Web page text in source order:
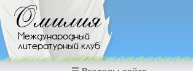
Перейти к основному содержанию
Омилия
Международный
литературный клуб